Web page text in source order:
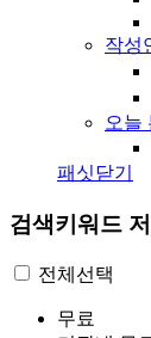
작성
오늘
패싯닫기
검색키워드
전체선택
무료